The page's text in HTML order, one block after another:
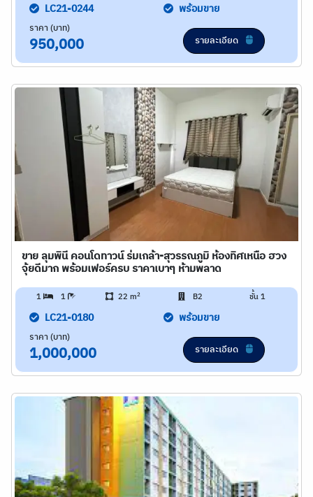
LC21-0244 พร้อมขาย
ราคา (บาท)
950,000 รายละเอียด
ขาย ลุมพินี คอนโดทาวน์ ร่มเกล้า-สุวรรณภูมิ ห้องทิศเหนือ ฮวง
จุ้ยดีมาก พร้อมเฟอร์ครบ ราคาเบาๆ ห้ามพลาด
1 1 22 m2 B2 ชั้น 1
LC21-0180 พร้อมขาย
ราคา (บาท)
1,000,000 รายละเอียด